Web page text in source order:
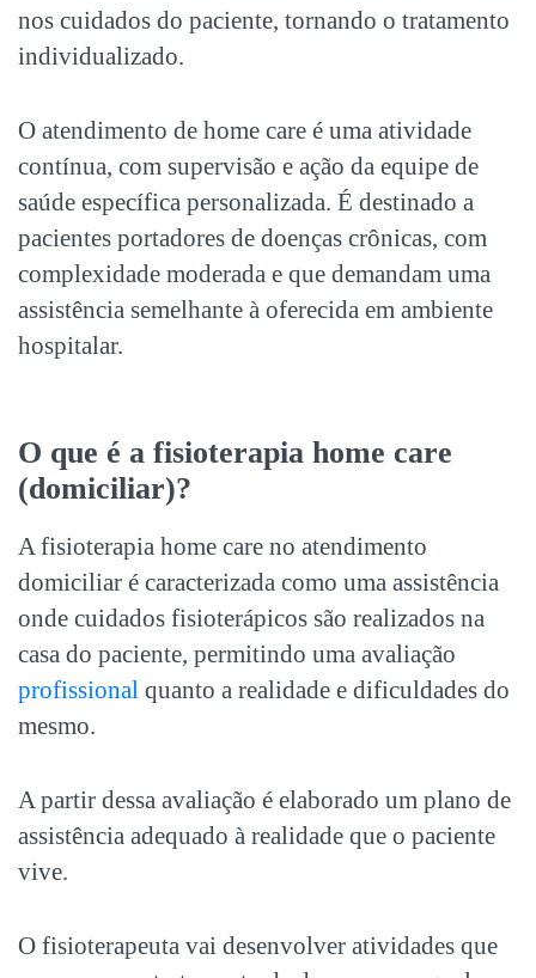
nos cuidados do paciente, tornando o tratamento
individualizado.
O atendimento de home care é uma atividade
contínua, com supervisão e ação da equipe de
saúde específica personalizada. É destinado a
pacientes portadores de doenças crônicas, com
complexidade moderada e que demandam uma
assistência semelhante à oferecida em ambiente
hospitalar.
O que é a fisioterapia home care
(domiciliar)?
A fisioterapia home care no atendimento
domiciliar é caracterizada como uma assistência
onde cuidados fisioterápicos são realizados na
casa do paciente, permitindo uma avaliação
profissional quanto a realidade e dificuldades do
mesmo.
A partir dessa avaliação é elaborado um plano de
assistência adequado à realidade que o paciente
vive.
O fisioterapeuta vai desenvolver atividades que